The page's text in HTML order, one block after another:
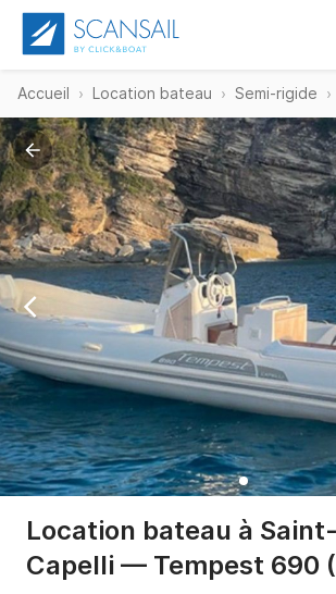
Accueil Location bateau Semi-rigide
Location bateau à
Capelli — Tempest 690